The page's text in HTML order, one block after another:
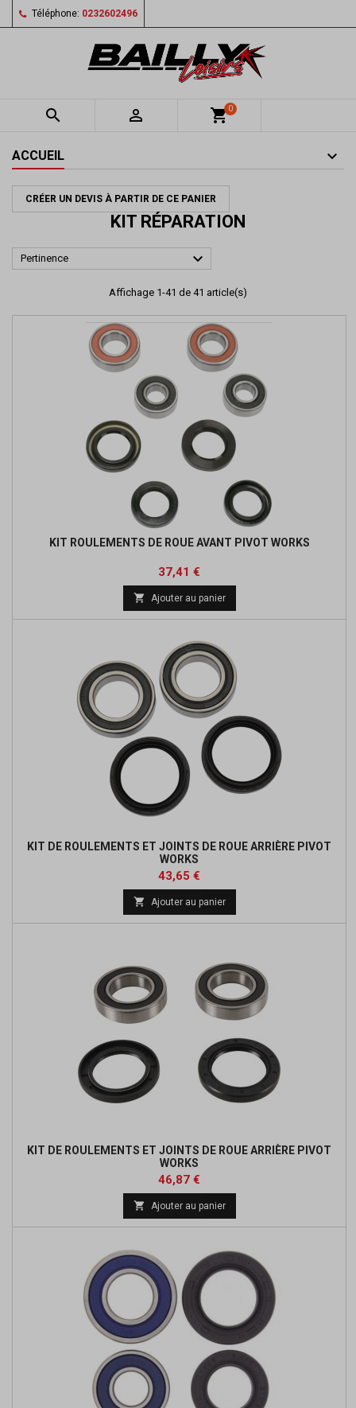
Téléphone: 0232602496
  shopping_cart0
ACCUEIL
CRÉER UN DEVIS À PARTIR DE CE PANIER
KIT RÉPARATION
Pertinence 
Affichage 1-41 de 41 article(s)
KIT ROULEMENTS DE ROUE AVANT PIVOT WORKS
Prix
37,41 €
base
 Ajouter au panier
KIT DE ROULEMENTS ET JOINTS DE ROUE ARRIÈRE PIVOT
WORKS
Prix
43,65 €
base
 Ajouter au panier
KIT DE ROULEMENTS ET JOINTS DE ROUE ARRIÈRE PIVOT
WORKS
Prix
46,87 €
base
 Ajouter au panier